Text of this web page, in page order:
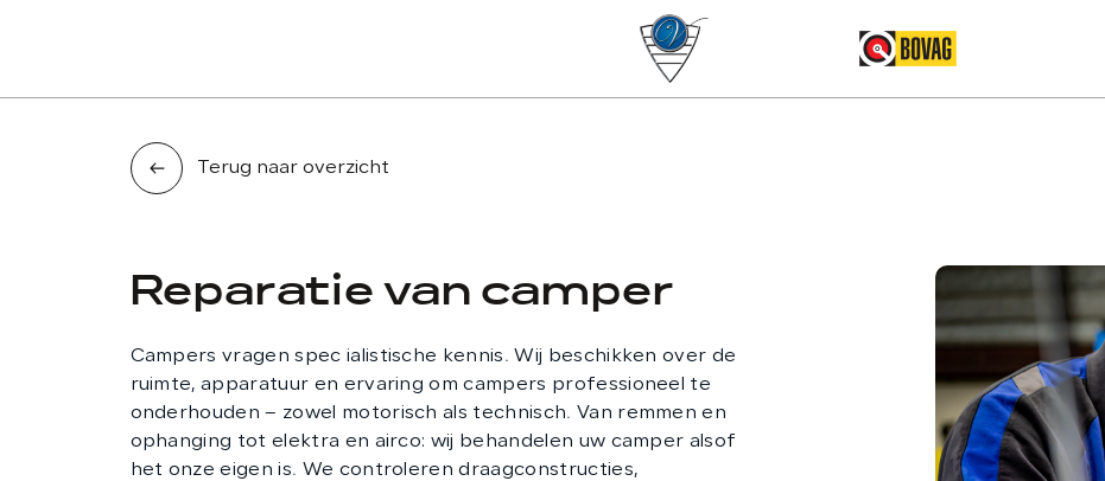
Terug naar overzicht
Reparatie van camper
Campers vragen spec ialistische kennis. Wij beschikken over de
ruimte, apparatuur en ervaring om campers professioneel te
onderhouden – zowel motorisch als technisch. Van remmen en
ophanging tot elektra en airco: wij behandelen uw camper alsof
het onze eigen is. We controleren draagconstructies,